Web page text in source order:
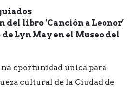
del libro ‘Canción a Leonor’
Lyn May en el Museo del
oportunidad única para
cultural de la Ciudad de